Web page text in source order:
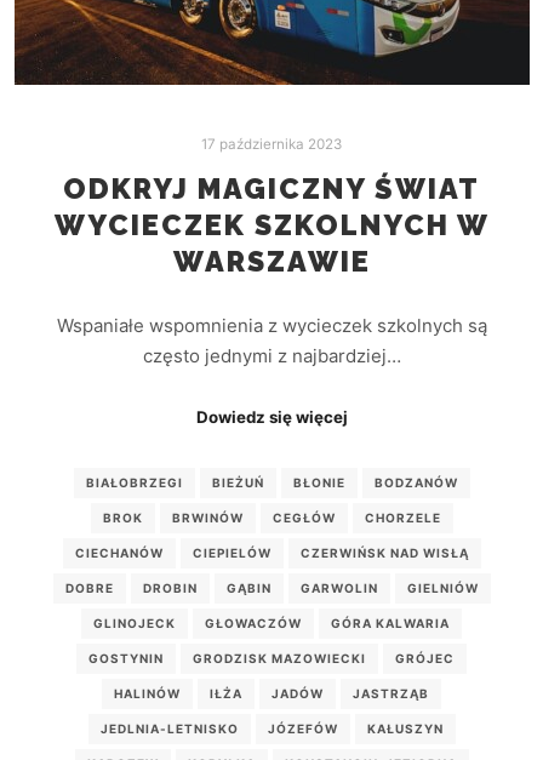
17 października 2023
ODKRYJ MAGICZNY ŚWIAT
WYCIECZEK SZKOLNYCH W
WARSZAWIE
Wspaniałe wspomnienia z wycieczek szkolnych są
często jednymi z najbardziej…
Dowiedz się więcej
BIAŁOBRZEGI BIEŻUŃ BŁONIE BODZANÓW
BROK BRWINÓW CEGŁÓW CHORZELE
CIECHANÓW CIEPIELÓW CZERWIŃSK NAD WISŁĄ
DOBRE DROBIN GĄBIN GARWOLIN GIELNIÓW
GLINOJECK GŁOWACZÓW GÓRA KALWARIA
GOSTYNIN GRODZISK MAZOWIECKI GRÓJEC
HALINÓW IŁŻA JADÓW JASTRZĄB
JEDLNIA-LETNISKO JÓZEFÓW KAŁUSZYN